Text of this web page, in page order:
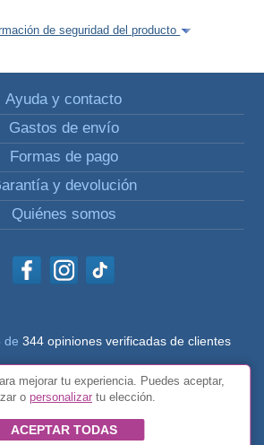
de seguridad del producto
Ayuda y contacto
Gastos de envío
Formas de pago
y devolución
Quiénes somos
de 344 opiniones verificadas de clientes
derechos reservados Impulsivos
generales
mejorar tu experiencia. Puedes aceptar,
o personalizar tu elección.
ACEPTAR TODAS